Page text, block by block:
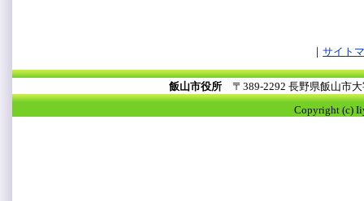
サイト
飯山市役所 〒389-2292 長野県飯山市
Copyright (c)